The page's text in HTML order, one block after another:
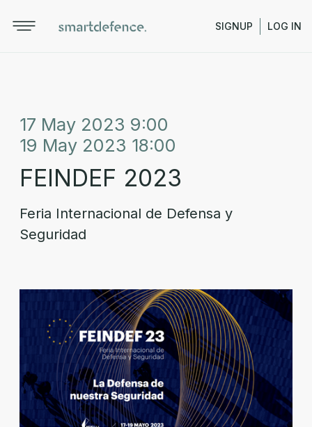
SIGNUP LOG IN
17 May 2023 9:00
19 May 2023 18:00
FEINDEF 2023
Feria Internacional de Defensa y
Seguridad